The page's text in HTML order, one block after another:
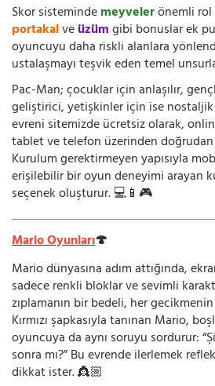
Skor sistemindemeyvelerönemli
portakalveüzümgibi bonuslar ek
oyuncuyu daha riskli alanlara
ustalaşmayı teşvik eden temel
Pac-Man; çocuklar için anlaşılır,
geliştirici, yetişkinler için ise
evreni sitemizde ücretsiz olarak,
tablet ve telefon üzerinden
Kurulum gerektirmeyen yapısıyla
erişilebilir bir oyun deneyimi arayan
seçenek oluşturur. 💻📱🎮
Mario Oyunları🍄
Mario dünyasına adım attığında,
sadece renkli bloklar ve sevimli
zıplamanın bir bedeli, her
Kırmızı şapkasıyla tanınan Mario,
oyuncuya da aynı soruyu sordurur:
sonra mı?” Bu evrende ilerlemek
dikkat ister. 👸🏼